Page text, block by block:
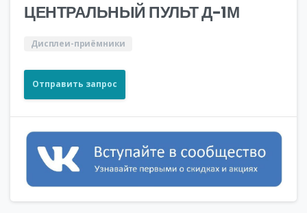
ЦЕНТРАЛЬНЫЙ ПУЛЬТ Д-1М
Дисплеи-приёмники
Отправить запрос